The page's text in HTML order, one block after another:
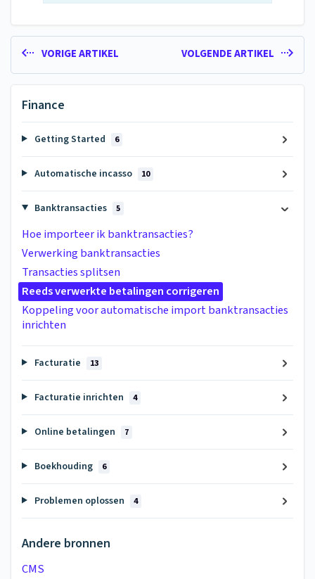
VORIGE ARTIKEL VOLGENDE ARTIKEL
Finance
Getting Started 6
Automatische incasso 10
Banktransacties 5
Hoe importeer ik banktransacties?
Verwerking banktransacties
Transacties splitsen
Reeds verwerkte betalingen corrigeren
Koppeling voor automatische import banktransacties
inrichten
Facturatie 13
Facturatie inrichten 4
Online betalingen 7
Boekhouding 6
Problemen oplossen 4
Andere bronnen
CMS